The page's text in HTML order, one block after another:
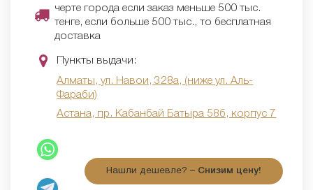
черте города если заказ меньше 500 тыс.
тенге, если больше 500 тыс., то бесплатная
доставка
Пункты выдачи:
Алматы, ул. Навои, 328а, (ниже ул. Аль-
Фараби)
Астана, пр. Кабанбай Батыра 58б, корпус 7
Нашли дешевле? – Снизим цену!